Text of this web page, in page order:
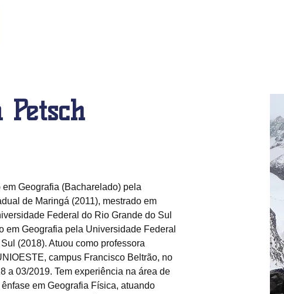
Petsch
Geografia (Bacharelado) pela
de Maringá (2011), mestrado em
Federal do Rio Grande do Sul
em Geografia pela Universidade Federal
(2018). Atuou como professora
campus Francisco Beltrão, no
a 03/2019. Tem experiência na área de
em Geografia Física, atuando